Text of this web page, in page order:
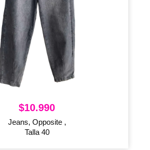
$10.990
Jeans, Opposite ,
Talla 40